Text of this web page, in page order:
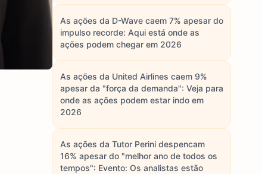
As ações da D-Wave caem 7% apesar do
impulso recorde: Aqui está onde as
ações podem chegar em 2026
As ações da United Airlines caem 9%
apesar da "força da demanda": Veja para
onde as ações podem estar indo em
2026
As ações da Tutor Perini despencam
16% apesar do "melhor ano de todos os
tempos": Evento: Os analistas estão